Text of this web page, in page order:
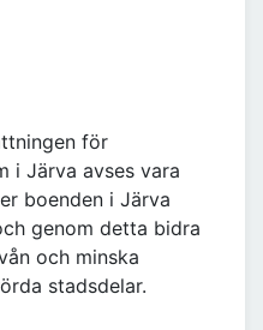
för
i Järva avses vara
boenden i Järva
genom detta bidra
och minska
stadsdelar.